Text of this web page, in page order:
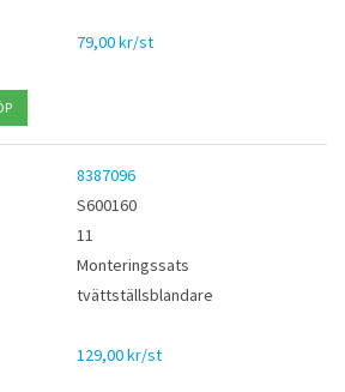
79,00 kr/st
8387096
S600160
11
Monteringssats
tvättställsblandare
129,00 kr/st